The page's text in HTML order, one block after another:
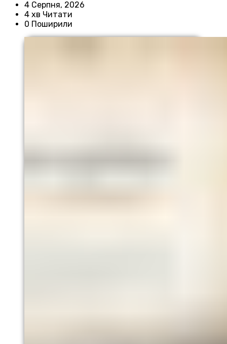
4 Серпня, 2026
4 хв Читати
0 Поширили